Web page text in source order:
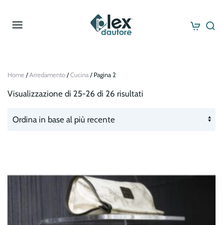
Skip to main content
Home /Arredamento/Cucina/ Pagina 2
Visualizzazione di 25-26 di 26 risultati